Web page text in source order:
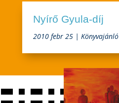
Nyírő Gyula-díj
2010 febr 25 |Könyvajánló